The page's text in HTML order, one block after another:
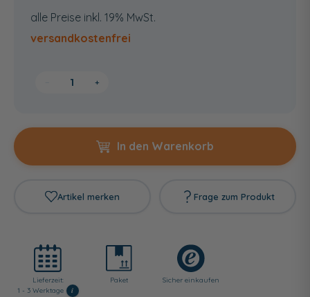
alle Preise inkl. 19% MwSt.
versandkostenfrei
+
In den Warenkorb
Artikel merken Frage zum Produkt
Lieferzeit:
1 - 3 Werktage
i
Paket Sicher einkaufen